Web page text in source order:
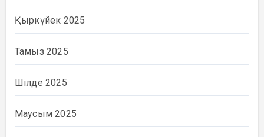
Қыркүйек 2025
Тамыз 2025
Шілде 2025
Маусым 2025